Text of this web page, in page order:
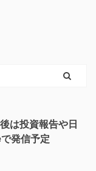
は投資報告や日
発信予定